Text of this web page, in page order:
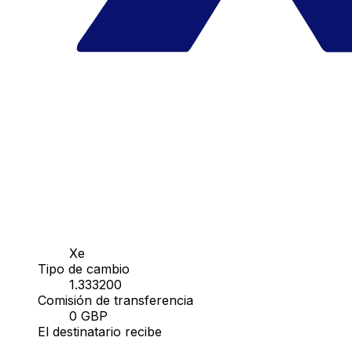
Xe
Tipo de cambio
1.333200
Comisión de transferencia
0 GBP
El destinatario recibe